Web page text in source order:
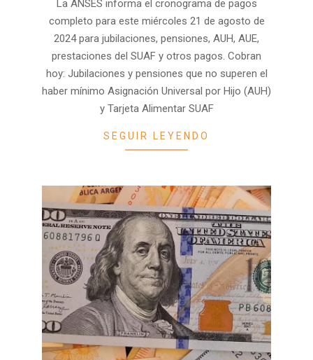
La ANSES informa el cronograma de pagos
completo para este miércoles 21 de agosto de
2024 para jubilaciones, pensiones, AUH, AUE,
prestaciones del SUAF y otros pagos. Cobran
hoy: Jubilaciones y pensiones que no superen el
haber mínimo Asignación Universal por Hijo (AUH)
y Tarjeta Alimentar SUAF
SEGUIR LEYENDO